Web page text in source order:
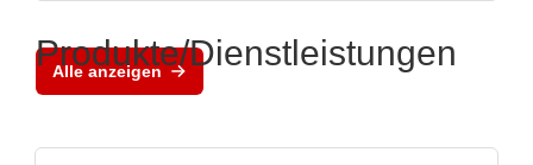
Alle anzeigen
Produkte/Dienstleistungen